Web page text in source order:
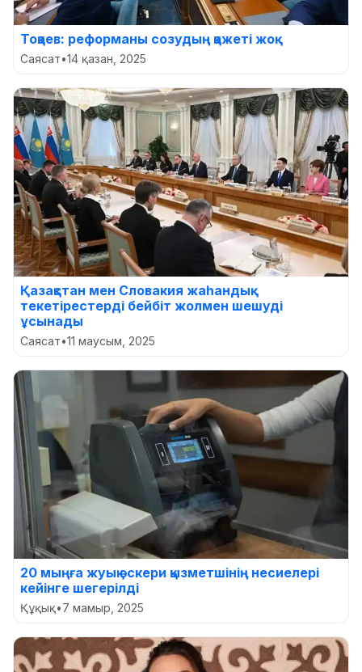
Тоқаев: реформаны созудың қажеті жоқ
Саясат•14 қазан, 2025
Қазақстан мен Словакия жаһандық
текетірестерді бейбіт жолмен шешуді
ұсынады
Саясат•11 маусым, 2025
20 мыңға жуық әскери қызметшінің несиелері
кейінге шегерілді
Құқық•7 мамыр, 2025